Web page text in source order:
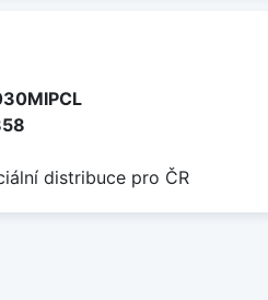
distribuce pro ČR